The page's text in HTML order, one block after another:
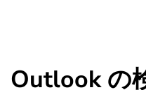
Outlook の